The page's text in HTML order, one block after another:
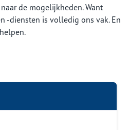
de mogelijkheden. Want
-diensten is volledig ons vak. En